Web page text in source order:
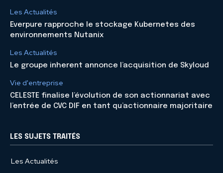
Les Actualités
Everpure rapproche le stockage Kubernetes des
environnements Nutanix
Les Actualités
Le groupe inherent annonce l’acquisition de Skyloud
Vie d'entreprise
CELESTE finalise l’évolution de son actionnariat avec
l’entrée de CVC DIF en tant qu’actionnaire majoritaire
LES SUJETS TRAITÉS
Les Actualités